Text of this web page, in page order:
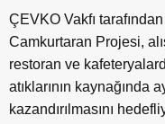
ÇEVKO Vakfı
Camkurtaran Projesi,
restoran ve
atıklarının kaynağında
kazandırılmasını